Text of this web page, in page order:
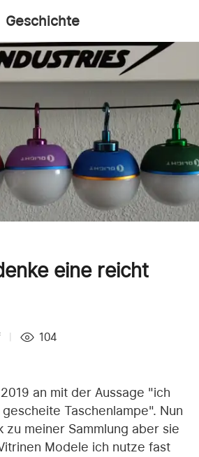
Geschichte
eine reicht
104
an mit der Aussage "ich
Taschenlampe". Nun
zu meiner Sammlung aber sie
Modele ich nutze fast